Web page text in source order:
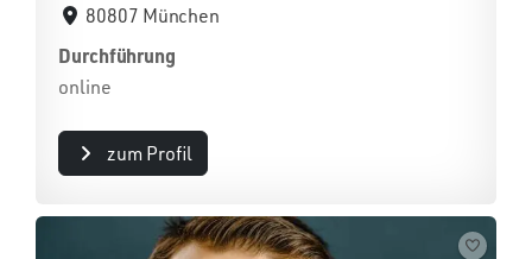
80807 München
Durchführung
online
zum Profil